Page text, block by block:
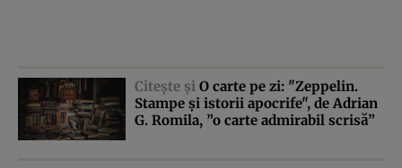
Citeşte şi O carte pe zi: "Zeppelin.
Stampe şi istorii apocrife", de Adrian
G. Romila, ”o carte admirabil scrisă”